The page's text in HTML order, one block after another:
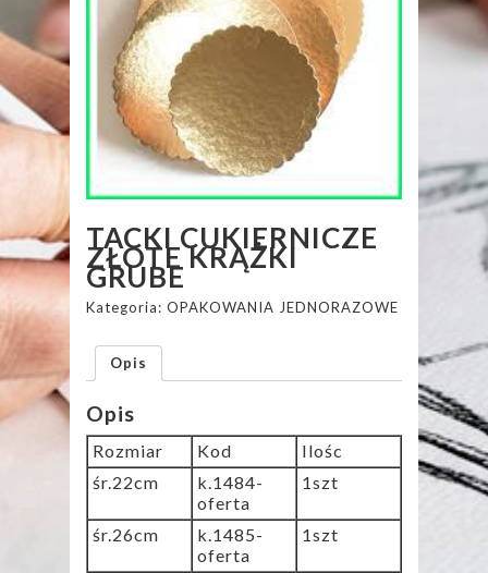
TACKI CUKIERNICZE
ZŁOTE KRĄŻKI
GRUBE
Kategoria: OPAKOWANIA JEDNORAZOWE
Opis
Opis
Rozmiar Kod
Ilośc
śr.22cm
k.1484-
oferta
1szt
śr.26cm
k.1485-
oferta
1szt